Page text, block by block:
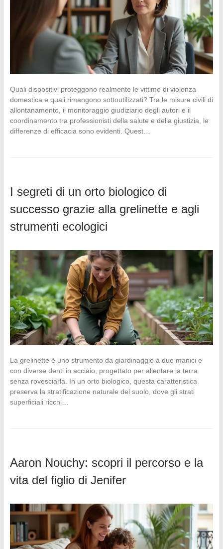
Quali dispositivi proteggono realmente le vittime di violenza
domestica e quali rimangono sottoutilizzati? Tra le misure civili di
allontanamento, il monitoraggio giudiziario degli autori e il
coordinamento tra professionisti della salute e della giustizia, le
differenze di efficacia sono evidenti. Quest…
I segreti di un orto biologico di
successo grazie alla grelinette e agli
strumenti ecologici
La grelinette è uno strumento da giardinaggio a due manici e
con diverse denti in acciaio, progettato per allentare la terra
senza rovesciarla. In un orto biologico, questa caratteristica
preserva la stratificazione naturale del suolo, dove gli strati
superficiali ricchi…
Aaron Nouchy: scopri il percorso e la
vita del figlio di Jenifer